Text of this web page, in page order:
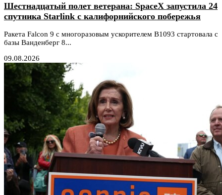
Шестнадцатый полет ветерана: SpaceX запустила 24
спутника Starlink с калифорнийского побережья
Ракета Falcon 9 с многоразовым ускорителем B1093 стартовала с
базы Ванденберг 8...
09.08.2026